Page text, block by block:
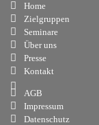
Home
Zielgruppen
Seminare
Über uns
Presse
Kontakt
AGB
Impressum
Datenschutz